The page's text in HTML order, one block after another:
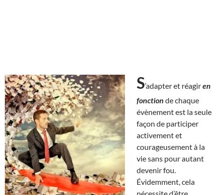
S’adapter et réagiren
fonction de chaque
évènement est la seule
façon de participer
activement et
courageusement à la
vie sans pour autant
devenir fou.
Évidemment, cela
nécessite d’être